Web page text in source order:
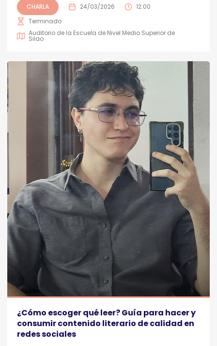
CHARLA 24/03/2026
12:00
Terminado
Auditorio de la Escuela de Nivel Medio Superior de
Silao
¿Cómo escoger qué leer? Guía para hacer y
consumir contenido literario de calidad en
redes sociales